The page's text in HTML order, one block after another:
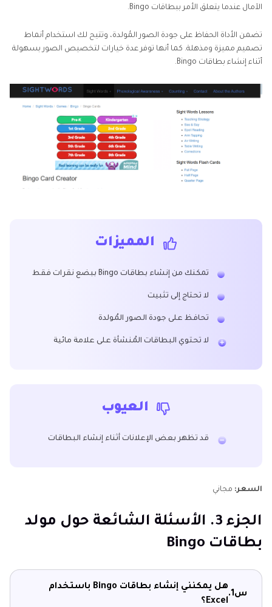
الآمال عندما يتعلق الأمر ببطاقات Bingo.
تضمن الأداة الحفاظ على جودة الصور المُولدة، وتتيح لك استخدام أنماط
تصميم مميزة ومذهلة. كما أنها توفر عدة خيارات لتخصيص الصور بسهولة
أثناء إنشاء بطاقات Bingo.
المميزات
تمكنك من إنشاء بطاقات Bingo ببضع نقرات فقط
لا تحتاج إلى تثبيت
تحافظ على جودة الصور المُولدة
لا تحتوي البطاقات المُنشأة على علامة مائية
العيوب
قد تظهر بعض الإعلانات أثناء إنشاء البطاقات
السعر: مجاني
الجزء 3. الأسئلة الشائعة حول مولد
بطاقات Bingo
س1.
هل يمكنني إنشاء بطاقات Bingo باستخدام
Excel؟